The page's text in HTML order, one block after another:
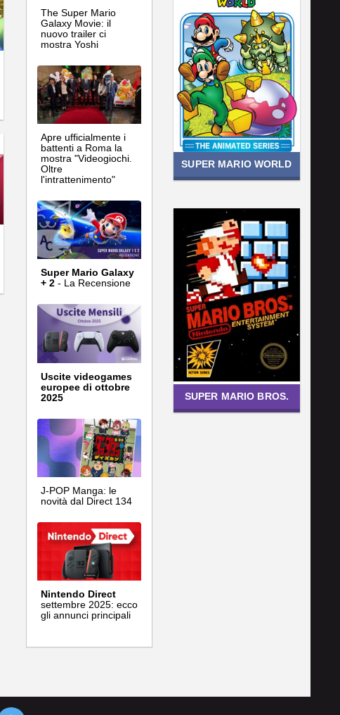
The Super Mario
Galaxy Movie: il
nuovo trailer ci
mostra Yoshi
Apre ufficialmente i
battenti a Roma la
mostra "Videogiochi.
Oltre
l'intrattenimento"
Super Mario Galaxy
+ 2 - La Recensione
Uscite videogames
europee di ottobre
2025
J-POP Manga: le
novità dal Direct 134
Nintendo Direct
settembre 2025: ecco
gli annunci principali
SUPER MARIO WORLD
SUPER MARIO BROS.